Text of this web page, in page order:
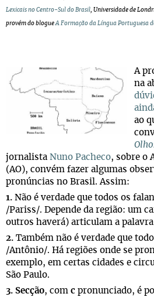
Lexicais no Centro-Sul do Brasil, Universidade de
provém do blogueA Formação da Língua Portuguesa
A
na
ao
jornalista Nuno Pacheco, sobre o
(AO), convém fazer algumas
pronúncias no Brasil. Assim:
1. Não é verdade que todos os
/Pariss/. Depende da região: um
outros haverá) articulam a
2. Também não é verdade que
/Antônio/. Há regiões onde se
exemplo, em certas cidades e
São Paulo.
3. Secção, com c pronunciado, é